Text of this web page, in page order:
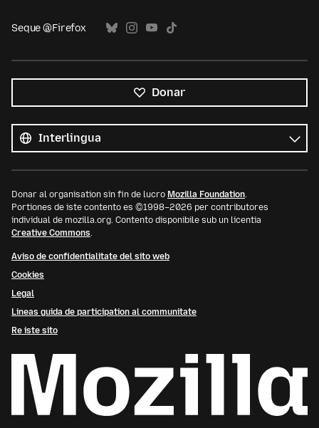
Seque @Firefox
Donar
le
linguas
Lingua
Donar al organisation sin fin de lucro Mozilla Foundation.
Portiones de iste contento es ©1998–2026 per contributores
individual de mozilla.org. Contento disponibile sub un licentia
Creative Commons.
Aviso de confidentialitate del sito web
Cookies
Legal
Lineas guida de participation al communitate
Re iste sito